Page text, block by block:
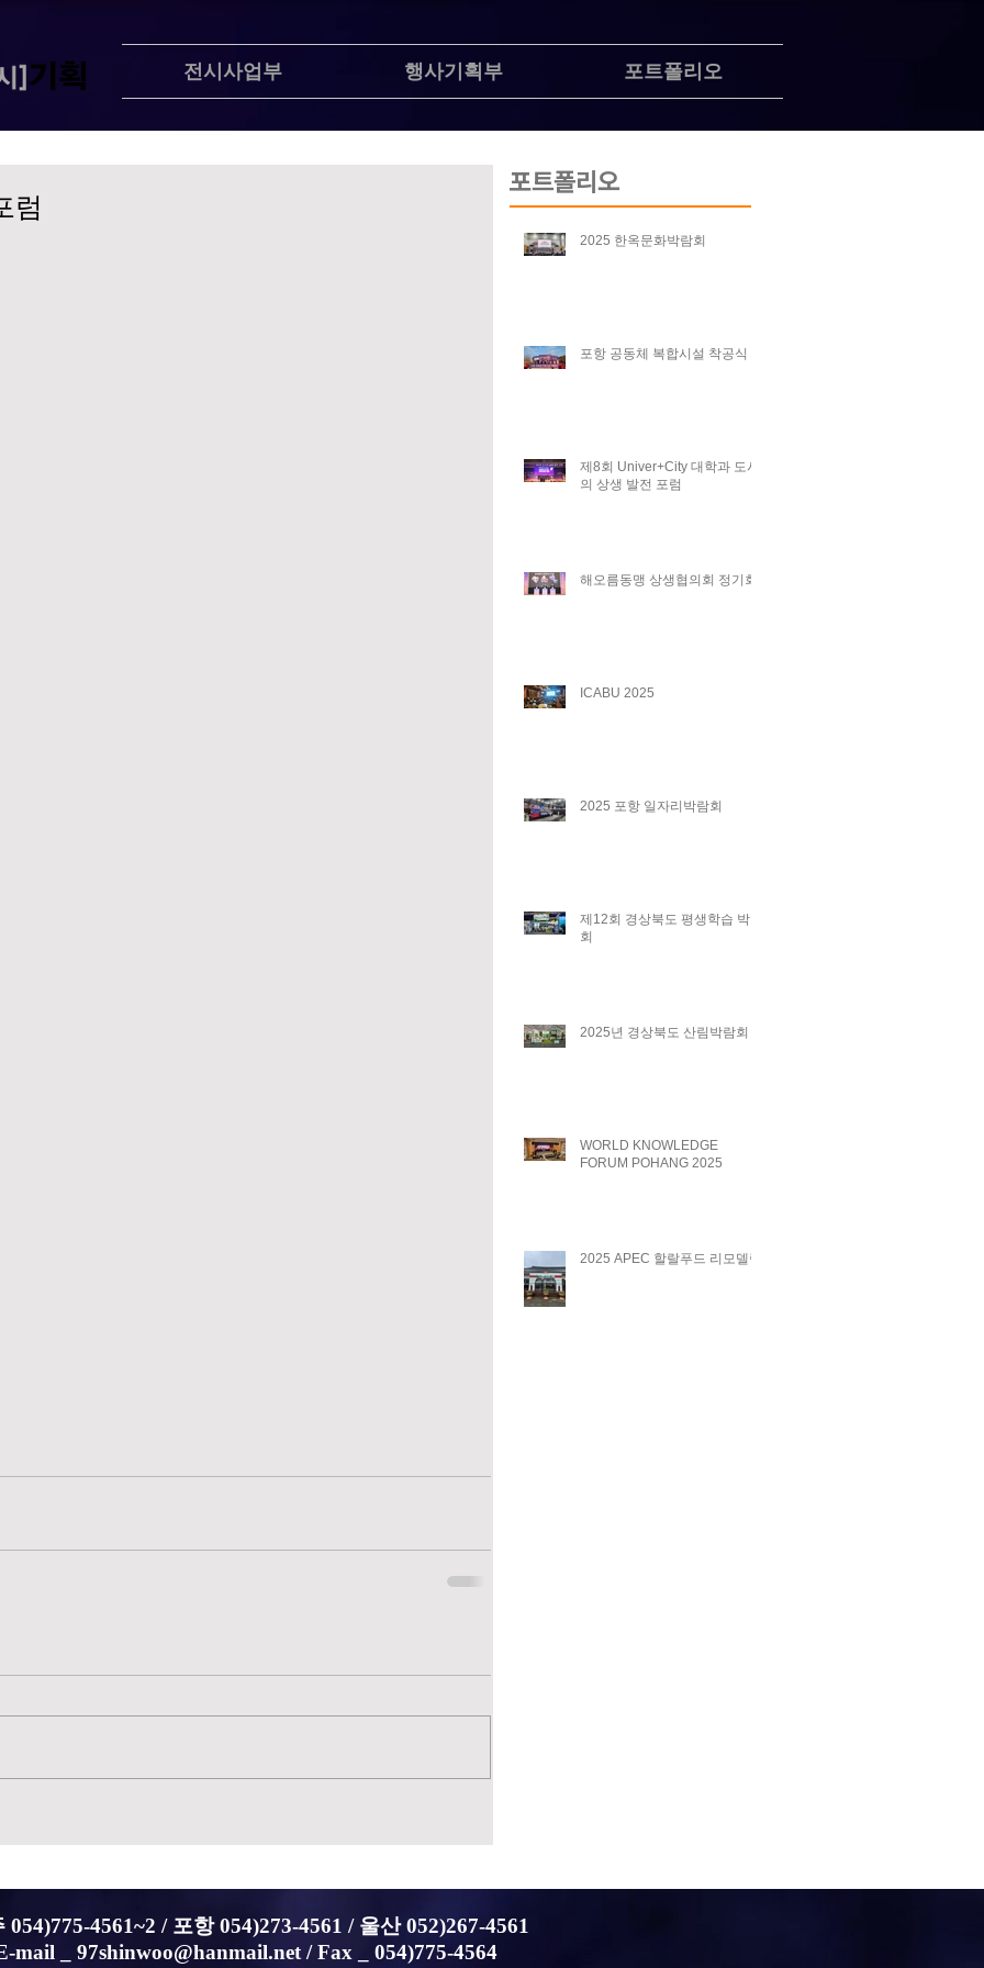
전시사업부 행사기획부 포트폴리오
럼
포트폴리오
2025 한옥문화박람회
포항 공동체 복합시설 착공식
제8회 Univer+City 대학과 도시
의 상생 발전 포럼
해오름동맹 상생협의회 정기회
ICABU 2025
2025 포항 일자리박람회
제12회 경상북도 평생학습 박람
회
2025년 경상북도 산림박람회
WORLD KNOWLEDGE
FORUM POHANG 2025
2025 APEC 할랄푸드 리모델링
054)775-4561~2 / 포항 054)273-4561 / 울산 052)267-4561
mail _ 97shinwoo@hanmail.net/ Fax _ 054)775-4564